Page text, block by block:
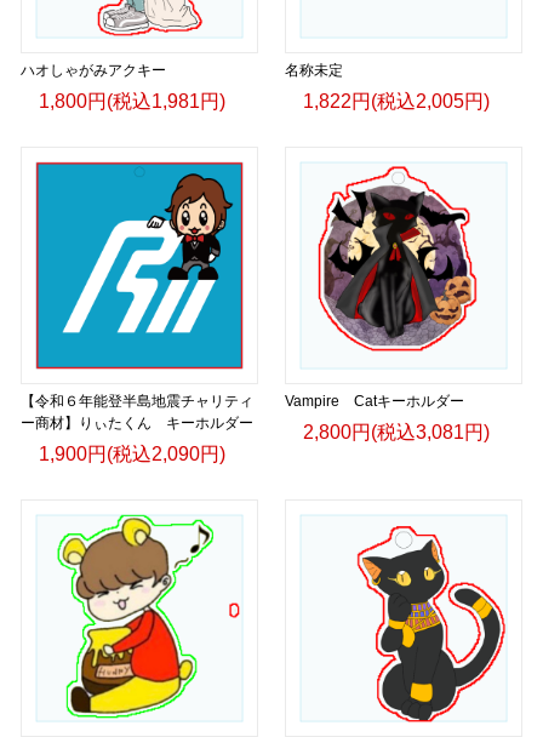
ハオしゃがみアクキー
1,800円(税込1,981円)
名称未定
1,822円(税込2,005円)
【令和６年能登半島地震チャリティ
ー商材】りぃたくん キーホルダー
1,900円(税込2,090円)
Vampire Catキーホルダー
2,800円(税込3,081円)